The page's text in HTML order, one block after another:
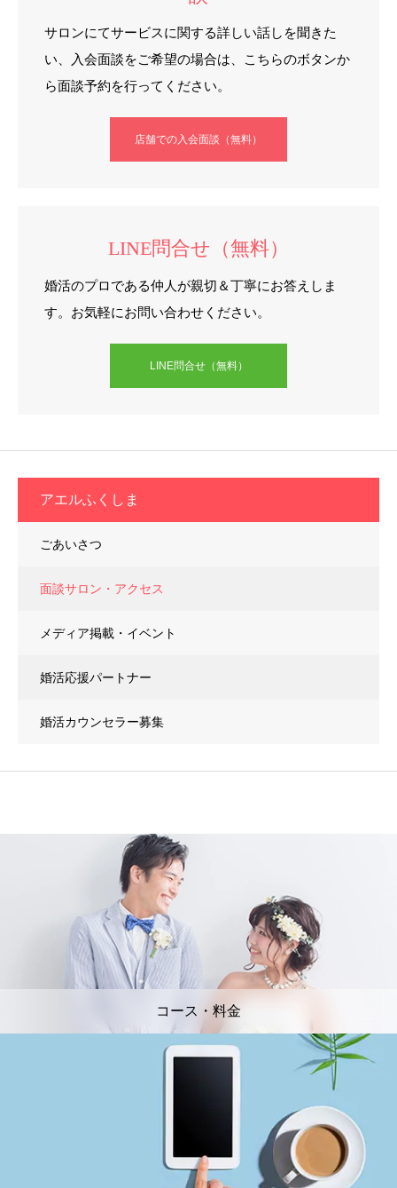
サロンにてサービスに関する詳しい話しを聞きた
い、入会面談をご希望の場合は、こちらのボタンか
ら面談予約を行ってください。
店舗での入会面談（無料）
LINE問合せ（無料）
婚活のプロである仲人が親切＆丁寧にお答えしま
す。お気軽にお問い合わせください。
LINE問合せ（無料）
アエルふくしま
ごあいさつ
面談サロン・アクセス
メディア掲載・イベント
婚活応援パートナー
婚活カウンセラー募集
コース・料金